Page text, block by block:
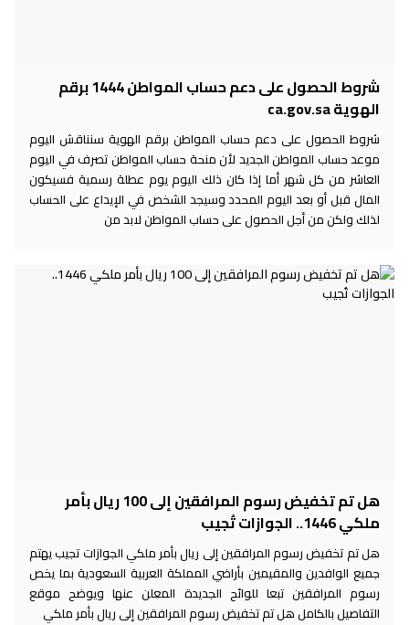
شروط الحصول على دعم حساب المواطن 1444 برقم
الهوية ca.gov.sa
شروط الحصول على دعم حساب المواطن برقم الهوية سنناقش اليوم
موعد حساب المواطن الجديد لأن منحة حساب المواطن تصرف في اليوم
العاشر من كل شهر أما إذا كان ذلك اليوم يوم عطلة رسمية فسيكون
المال قبل أو بعد اليوم المحدد وسيجد الشخص في الإيداع على الحساب
لذلك ولكن من أجل الحصول على حساب المواطن لابد من
هل تم تخفيض رسوم المرافقين إلى 100 ريال بأمر
ملكي 1446.. الجوازات تُجيب
هل تم تخفيض رسوم المرافقين إلى ريال بأمر ملكي الجوازات تجيب يهتم
جميع الوافدين والمقيمين بأراضي المملكة العربية السعودية بما يخص
رسوم المرافقين تبعا للوائح الجديدة المعلن عنها ويوضح موقع
التفاصيل بالكامل هل تم تخفيض رسوم المرافقين إلى ريال بأمر ملكي